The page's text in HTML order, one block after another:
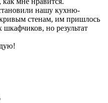
нашу кухню-
стенам, им пришлось
но результат